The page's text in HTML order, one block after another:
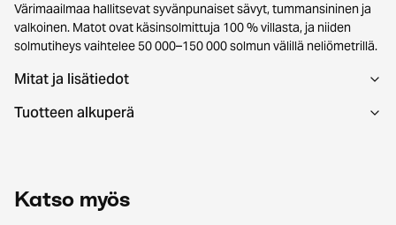
Värimaailmaa hallitsevat syvänpunaiset sävyt, tummansininen ja
valkoinen. Matot ovat käsinsolmittuja 100 % villasta, ja niiden
solmutiheys vaihtelee 50 000–150 000 solmun välillä neliömetrillä.
Mitat ja lisätiedot
Tuotteen alkuperä
Katso myös